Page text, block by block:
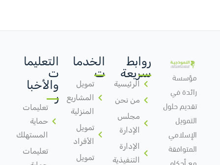
مؤسسة
رائدة في
تقديم حلول
التمويل
الإسلامي
المتوافقة
روابط
سريعة
الرئيسية
من نحن
مجلس
الإدارة
الإدارة
التنفيذية
الخدما
ت
تمويل
المشاريع
المنزلية
تمويل
الأفراد
تمويل
التعليما
ت
والأخبا
ر
تعليمات
حماية
المستهلك
تعليمات